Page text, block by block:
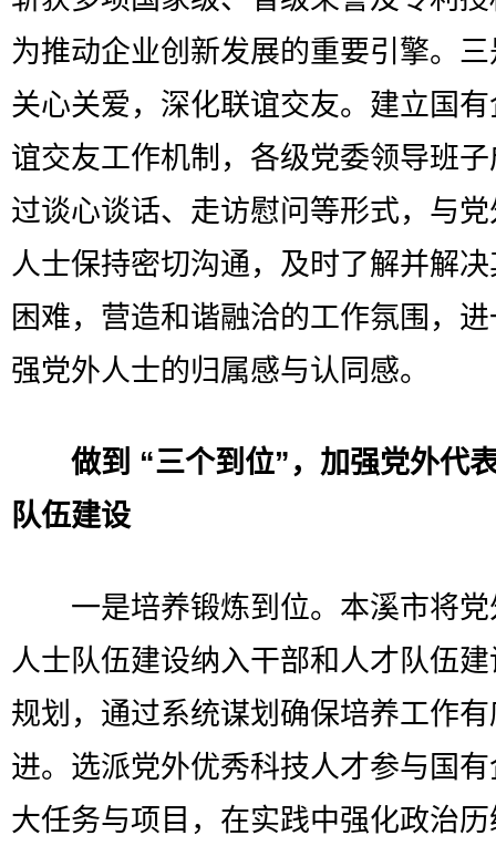
为推动企业创新发展的重要引擎。
关心关爱，深化联谊交友。建立国
谊交友工作机制，各级党委领导班
过谈心谈话、走访慰问等形式，与
人士保持密切沟通，及时了解并解
困难，营造和谐融洽的工作氛围，
强党外人士的归属感与认同感。​
做到 “三个到位”，加强党外代
队伍建设
一是培养锻炼到位。本溪市将党
人士队伍建设纳入干部和人才队伍
规划，通过系统谋划确保培养工作
进。选派党外优秀科技人才参与国
大任务与项目，在实践中强化政治